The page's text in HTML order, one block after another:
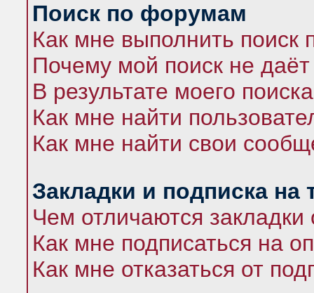
Поиск по форумам
Как мне выполнить
Почему мой поиск не даёт
В результате моего
Как мне найти
Как мне найти свои
Закладки и подписка на
Чем отличаются закладки
Как мне подписаться на
Как мне отказаться от